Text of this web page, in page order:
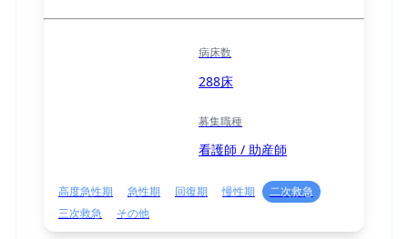
病床数
288床
募集職種
看護師 / 助産師
高度急性期 急性期 回復期 慢性期
二次救急
三次救急
その他